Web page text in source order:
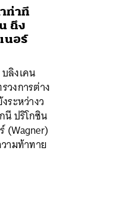
ท่าที
ถึง
นอร์
ลิงเคน
วงการต่าง
ระหว่างว
นี ปริโกซิน
(Wagner)
ามท้าทาย